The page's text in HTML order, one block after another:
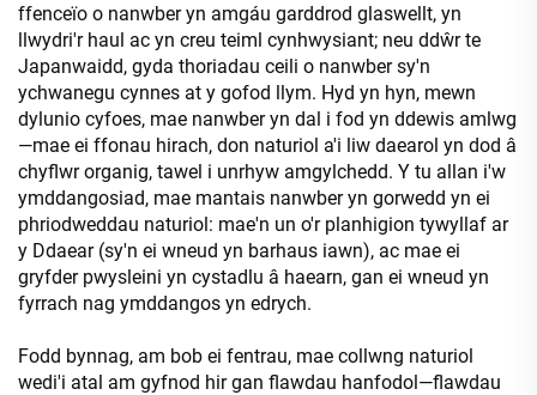
ffenceïo o nanwber yn amgáu garddrod glaswellt, yn
llwydri'r haul ac yn creu teiml cynhwysiant; neu ddŵr te
Japanwaidd, gyda thoriadau ceili o nanwber sy'n
ychwanegu cynnes at y gofod llym. Hyd yn hyn, mewn
dylunio cyfoes, mae nanwber yn dal i fod yn ddewis amlwg
—mae ei ffonau hirach, don naturiol a'i liw daearol yn dod â
chyflwr organig, tawel i unrhyw amgylchedd. Y tu allan i'w
ymddangosiad, mae mantais nanwber yn gorwedd yn ei
phriodweddau naturiol: mae'n un o'r planhigion tywyllaf ar
y Ddaear (sy'n ei wneud yn barhaus iawn), ac mae ei
gryfder pwysleini yn cystadlu â haearn, gan ei wneud yn
fyrrach nag ymddangos yn edrych.
Fodd bynnag, am bob ei fentrau, mae collwng naturiol
wedi'i atal am gyfnod hir gan flawdau hanfodol—flawdau